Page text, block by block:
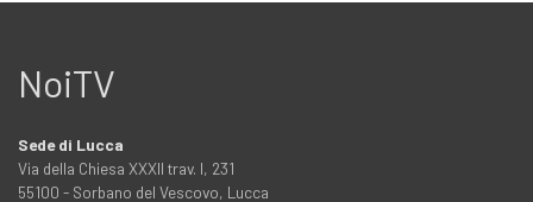
NoiTV
Sede di Lucca
Via della Chiesa XXXII trav. I, 231
55100 - Sorbano del Vescovo, Lucca